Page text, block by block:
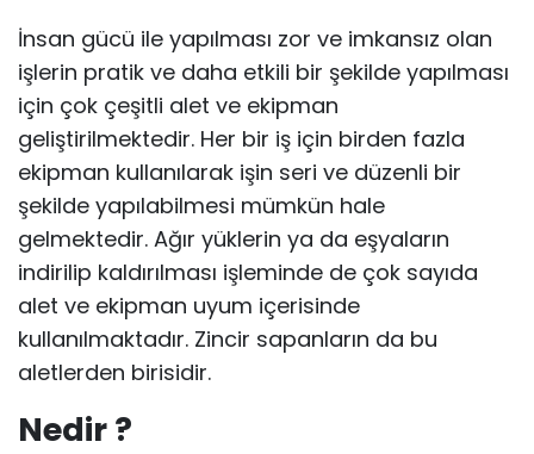
İnsan gücü ile yapılması zor ve imkansız olan
işlerin pratik ve daha etkili bir şekilde yapılması
için çok çeşitli alet ve ekipman
geliştirilmektedir. Her bir iş için birden fazla
ekipman kullanılarak işin seri ve düzenli bir
şekilde yapılabilmesi mümkün hale
gelmektedir. Ağır yüklerin ya da eşyaların
indirilip kaldırılması işleminde de çok sayıda
alet ve ekipman uyum içerisinde
kullanılmaktadır. Zincir sapanların da bu
aletlerden birisidir.
Nedir ?